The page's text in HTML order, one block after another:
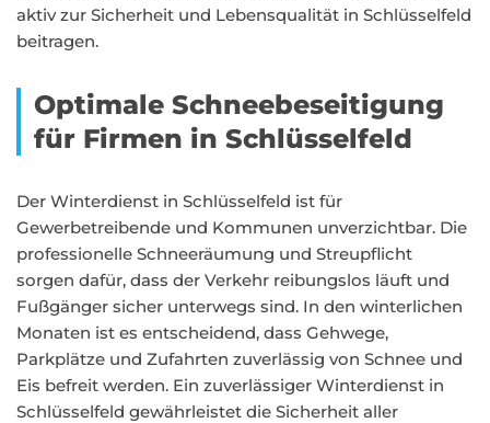
aktiv zur Sicherheit und Lebensqualität in Schlüsselfeld
beitragen.
Optimale Schneebeseitigung
für Firmen in Schlüsselfeld
Der Winterdienst in Schlüsselfeld ist für
Gewerbetreibende und Kommunen unverzichtbar. Die
professionelle Schneeräumung und Streupflicht
sorgen dafür, dass der Verkehr reibungslos läuft und
Fußgänger sicher unterwegs sind. In den winterlichen
Monaten ist es entscheidend, dass Gehwege,
Parkplätze und Zufahrten zuverlässig von Schnee und
Eis befreit werden. Ein zuverlässiger Winterdienst in
Schlüsselfeld gewährleistet die Sicherheit aller